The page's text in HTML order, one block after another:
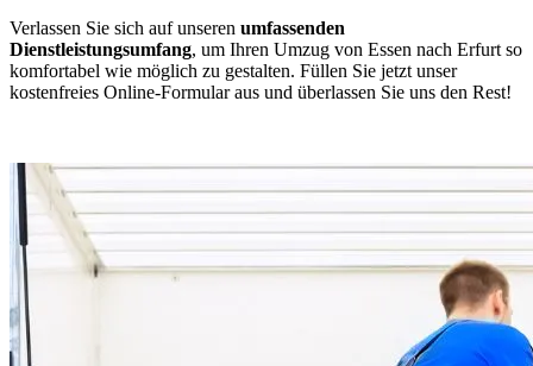
Verlassen Sie sich auf unseren umfassenden
Dienstleistungsumfang, um Ihren Umzug von Essen nach Erfurt so
komfortabel wie möglich zu gestalten. Füllen Sie jetzt unser
kostenfreies Online-Formular aus und überlassen Sie uns den Rest!